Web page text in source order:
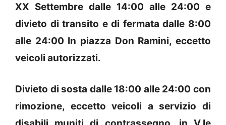
XX Settembre dalle 14:00 alle 24:00 e
divieto di transito e di fermata dalle 8:00
alle 24:00 In piazza Don Ramini, eccetto
veicoli autorizzati.
Divieto di sosta dalle 18:00 alle 24:00 con
rimozione, eccetto veicoli a servizio di